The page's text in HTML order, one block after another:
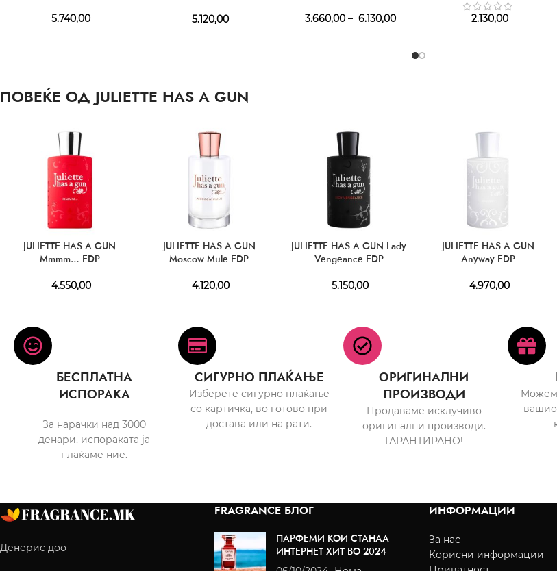
5.740,00 5.120,00 3.660,00 – 6.130,00 2.130,00
ПОВЕЌЕ ОД JULIETTE HAS A GUN
JULIETTE HAS A GUN
Mmmm… EDP
4.550,00
JULIETTE HAS A GUN
Moscow Mule EDP
4.120,00
JULIETTE HAS A GUN Lady
Vengeance EDP
5.150,00
JULIETTE HAS A GUN
Anyway EDP
4.970,00
БЕСПЛАТНА
ИСПОРАКА
За нарачки над 3000
денари, испораката ја
плаќаме ние.
СИГУРНО ПЛАЌАЊЕ
Изберете сигурно плаќање
со картичка, во готово при
достава или на рати.
ОРИГИНАЛНИ
ПРОИЗВОДИ
Продаваме исклучиво
оригинални производи.
ГАРАНТИРАНО!
Денерис доо
FRAGRANCE БЛОГ
ПАРФЕМИ КОИ СТАНАА
ИНТЕРНЕТ ХИТ ВО 2024
ИНФОРМАЦИИ
За нас
Корисни информации